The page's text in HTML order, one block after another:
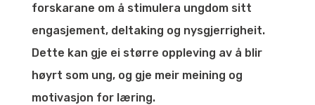
forskarane om å stimulera ungdom sitt
engasjement, deltaking og nysgjerrigheit.
Dette kan gje ei større oppleving av å blir
høyrt som ung, og gje meir meining og
motivasjon for læring.